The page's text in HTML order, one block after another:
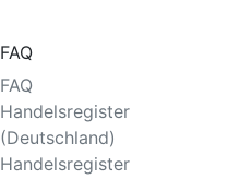
FAQ
FAQ
Handelsregister
(Deutschland)
Handelsregister